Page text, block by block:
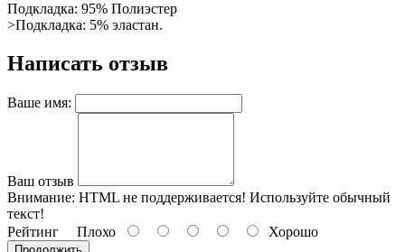
Подкладка: 95% Полиэстер
>Подкладка: 5% эластан.
Написать отзыв
Ваше имя:
Ваш отзыв
Внимание: HTML не поддерживается! Используйте обычный
текст!
Рейтинг Плохо Хорошо